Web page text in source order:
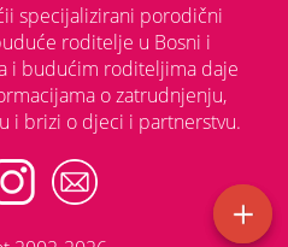
specijalizirani porodični
roditelje u Bosni i
i budućim roditeljima daje
o zatrudnjenju,
i brizi o djeci i partnerstvu.